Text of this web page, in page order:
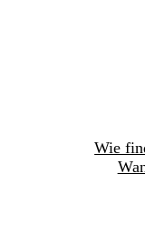
Wie